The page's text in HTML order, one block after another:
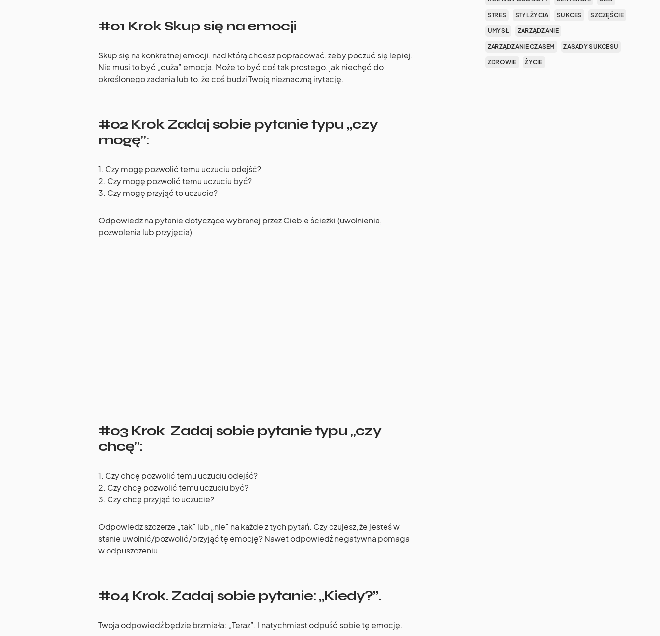
#01 Krok Skup się na emocji
Skup się na konkretnej emocji, nad którą chcesz popracować, żeby poczuć się lepiej.
Nie musi to być „duża” emocja. Może to być coś tak prostego, jak niechęć do
określonego zadania lub to, że coś budzi Twoją nieznaczną irytację.
#02 Krok Zadaj sobie pytanie typu „czy
mogę”:
1. Czy mogę pozwolić temu uczuciu odejść?
2. Czy mogę pozwolić temu uczuciu być?
3. Czy mogę przyjąć to uczucie?
Odpowiedz na pytanie dotyczące wybranej przez Ciebie ścieżki (uwolnienia,
pozwolenia lub przyjęcia).
#03 Krok Zadaj sobie pytanie typu „czy
chcę”:
1. Czy chcę pozwolić temu uczuciu odejść?
2. Czy chcę pozwolić temu uczuciu być?
3. Czy chcę przyjąć to uczucie?
Odpowiedz szczerze „tak” lub „nie” na każde z tych pytań. Czy czujesz, że jesteś w
stanie uwolnić/pozwolić/przyjąć tę emocję? Nawet odpowiedź negatywna pomaga
w odpuszczeniu.
#04 Krok. Zadaj sobie pytanie: „Kiedy?”.
Twoja odpowiedź będzie brzmiała: „Teraz”. I natychmiast odpuść sobie tę emocję.
STRES STYL ŻYCIA SUKCES SZCZĘŚCIE
UMYSŁ ZARZĄDZANIE
ZARZĄDZANIE CZASEM ZASADY SUKCESU
ZDROWIE ŻYCIE